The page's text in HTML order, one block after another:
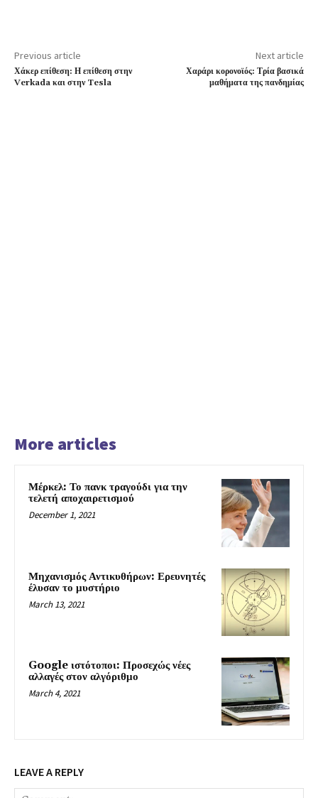
Previous article
Χάκερ επίθεση: Η επίθεση στην
Verkada και στην Tesla
Next article
Χαράρι κορονοϊός: Τρία βασικά
μαθήματα της πανδημίας
More articles
Μέρκελ: Το πανκ τραγούδι για την
τελετή αποχαιρετισμού
December 1, 2021
Μηχανισμός Αντικυθήρων: Ερευνητές
έλυσαν το μυστήριο
March 13, 2021
Google ιστότοποι: Προσεχώς νέες
αλλαγές στον αλγόριθμο
March 4, 2021
LEAVE A REPLY